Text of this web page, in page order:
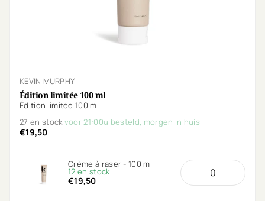
KEVIN MURPHY
Édition limitée 100 ml
Édition limitée 100 ml
27 en stockvoor 21:00u besteld, morgen in huis
€19,50
Crème à raser - 100 ml
12 en stock
€19,50